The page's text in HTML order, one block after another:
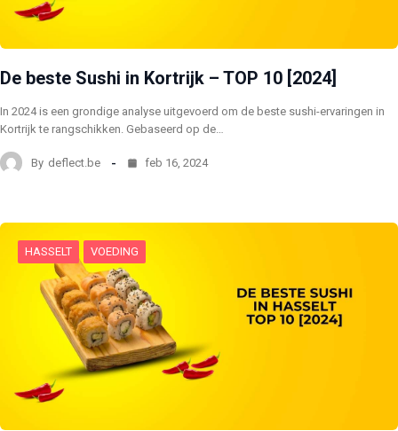
De beste Sushi in Kortrijk – TOP 10 [2024]
In 2024 is een grondige analyse uitgevoerd om de beste sushi-ervaringen in
Kortrijk te rangschikken. Gebaseerd op de…
By deflect.be feb 16, 2024
HASSELT VOEDING